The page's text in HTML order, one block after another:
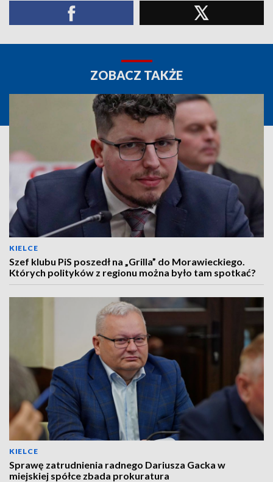
ZOBACZ TAKŻE
KIELCE
Szef klubu PiS poszedł na „Grilla” do Morawieckiego.
Których polityków z regionu można było tam spotkać?
KIELCE
Sprawę zatrudnienia radnego Dariusza Gacka w
miejskiej spółce zbada prokuratura